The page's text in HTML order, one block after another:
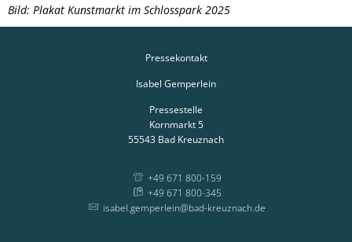
Bild: Plakat Kunstmarkt im Schlosspark 2025
Pressekontakt
Isabel Gemperlein
Pressestelle
Kornmarkt 5
55543 Bad Kreuznach
+49 671 800-159
+49 671 800-345
isabel.gemperlein@bad-kreuznach.de